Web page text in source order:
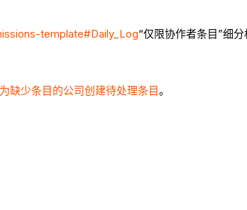
template#Daily_Log“仅限协作者条目”细分
为缺少条目的公司创建待处理条目。